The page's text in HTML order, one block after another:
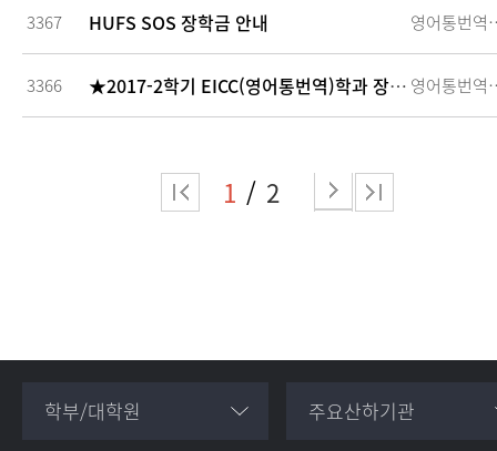
3367 HUFS SOS 장학금 안내 영
3366 ★2017-2학기 EICC(영어통번역)학과 장학금 4종 선발 안내 영
1 2
학부/대학원 주요산하기관